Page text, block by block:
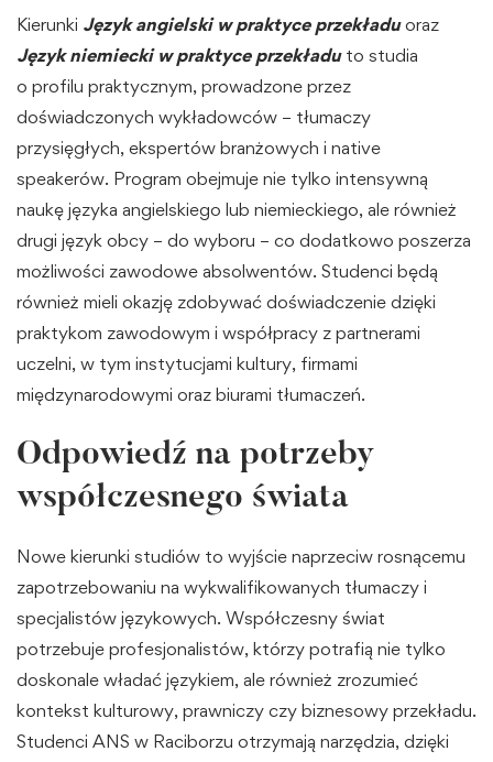
Kierunki Język angielski w praktyce przekładuoraz
Język niemiecki w praktyce przekładuto studia
o profilu praktycznym, prowadzone przez
doświadczonych wykładowców – tłumaczy
przysięgłych, ekspertów branżowych i native
speakerów. Program obejmuje nie tylko intensywną
naukę języka angielskiego lub niemieckiego, ale również
drugi język obcy – do wyboru – co dodatkowo poszerza
możliwości zawodowe absolwentów. Studenci będą
również mieli okazję zdobywać doświadczenie dzięki
praktykom zawodowym i współpracy z partnerami
uczelni, w tym instytucjami kultury, firmami
międzynarodowymi oraz biurami tłumaczeń.
Odpowiedź na potrzeby
współczesnego świata
Nowe kierunki studiów to wyjście naprzeciw rosnącemu
zapotrzebowaniu na wykwalifikowanych tłumaczy i
specjalistów językowych. Współczesny świat
potrzebuje profesjonalistów, którzy potrafią nie tylko
doskonale władać językiem, ale również zrozumieć
kontekst kulturowy, prawniczy czy biznesowy przekładu.
Studenci ANS w Raciborzu otrzymają narzędzia, dzięki